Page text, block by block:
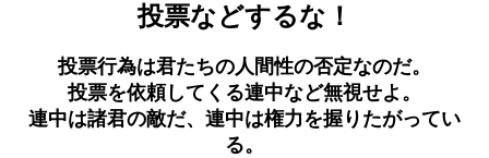
投票などするな！
投票行為は君たちの人間性の否定なのだ。
投票を依頼してくる連中など無視せよ。
連中は諸君の敵だ、連中は権力を握りたがってい
る。